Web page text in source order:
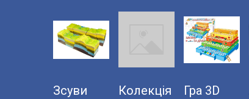
Зсуви
Колекція
Гра 3D